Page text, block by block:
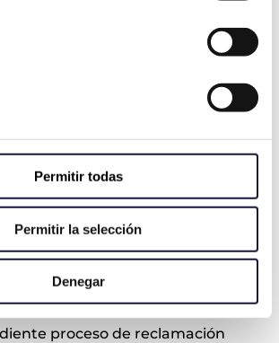
Permitir todas
Permitir la selección
Denegar
Madrid y Alicante.
casos de éxito en juzgados
la viabilidad y
de su caso, evaluamos el
en su vivienda por la
agua través de un informe
asesoramos durante el
proceso de reclamación